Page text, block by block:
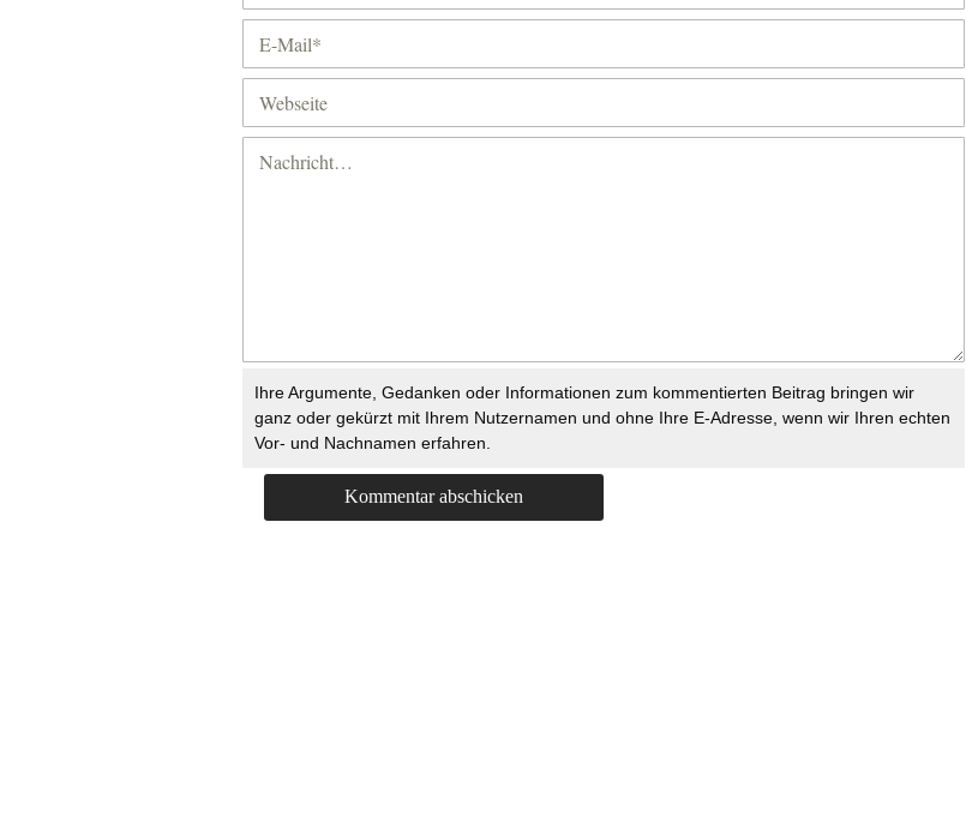
Ihre Argumente, Gedanken oder Informationen zum kommentierten Beitrag bringen wir
ganz oder gekürzt mit Ihrem Nutzernamen und ohne Ihre E-Adresse, wenn wir Ihren echten
Vor- und Nachnamen erfahren.